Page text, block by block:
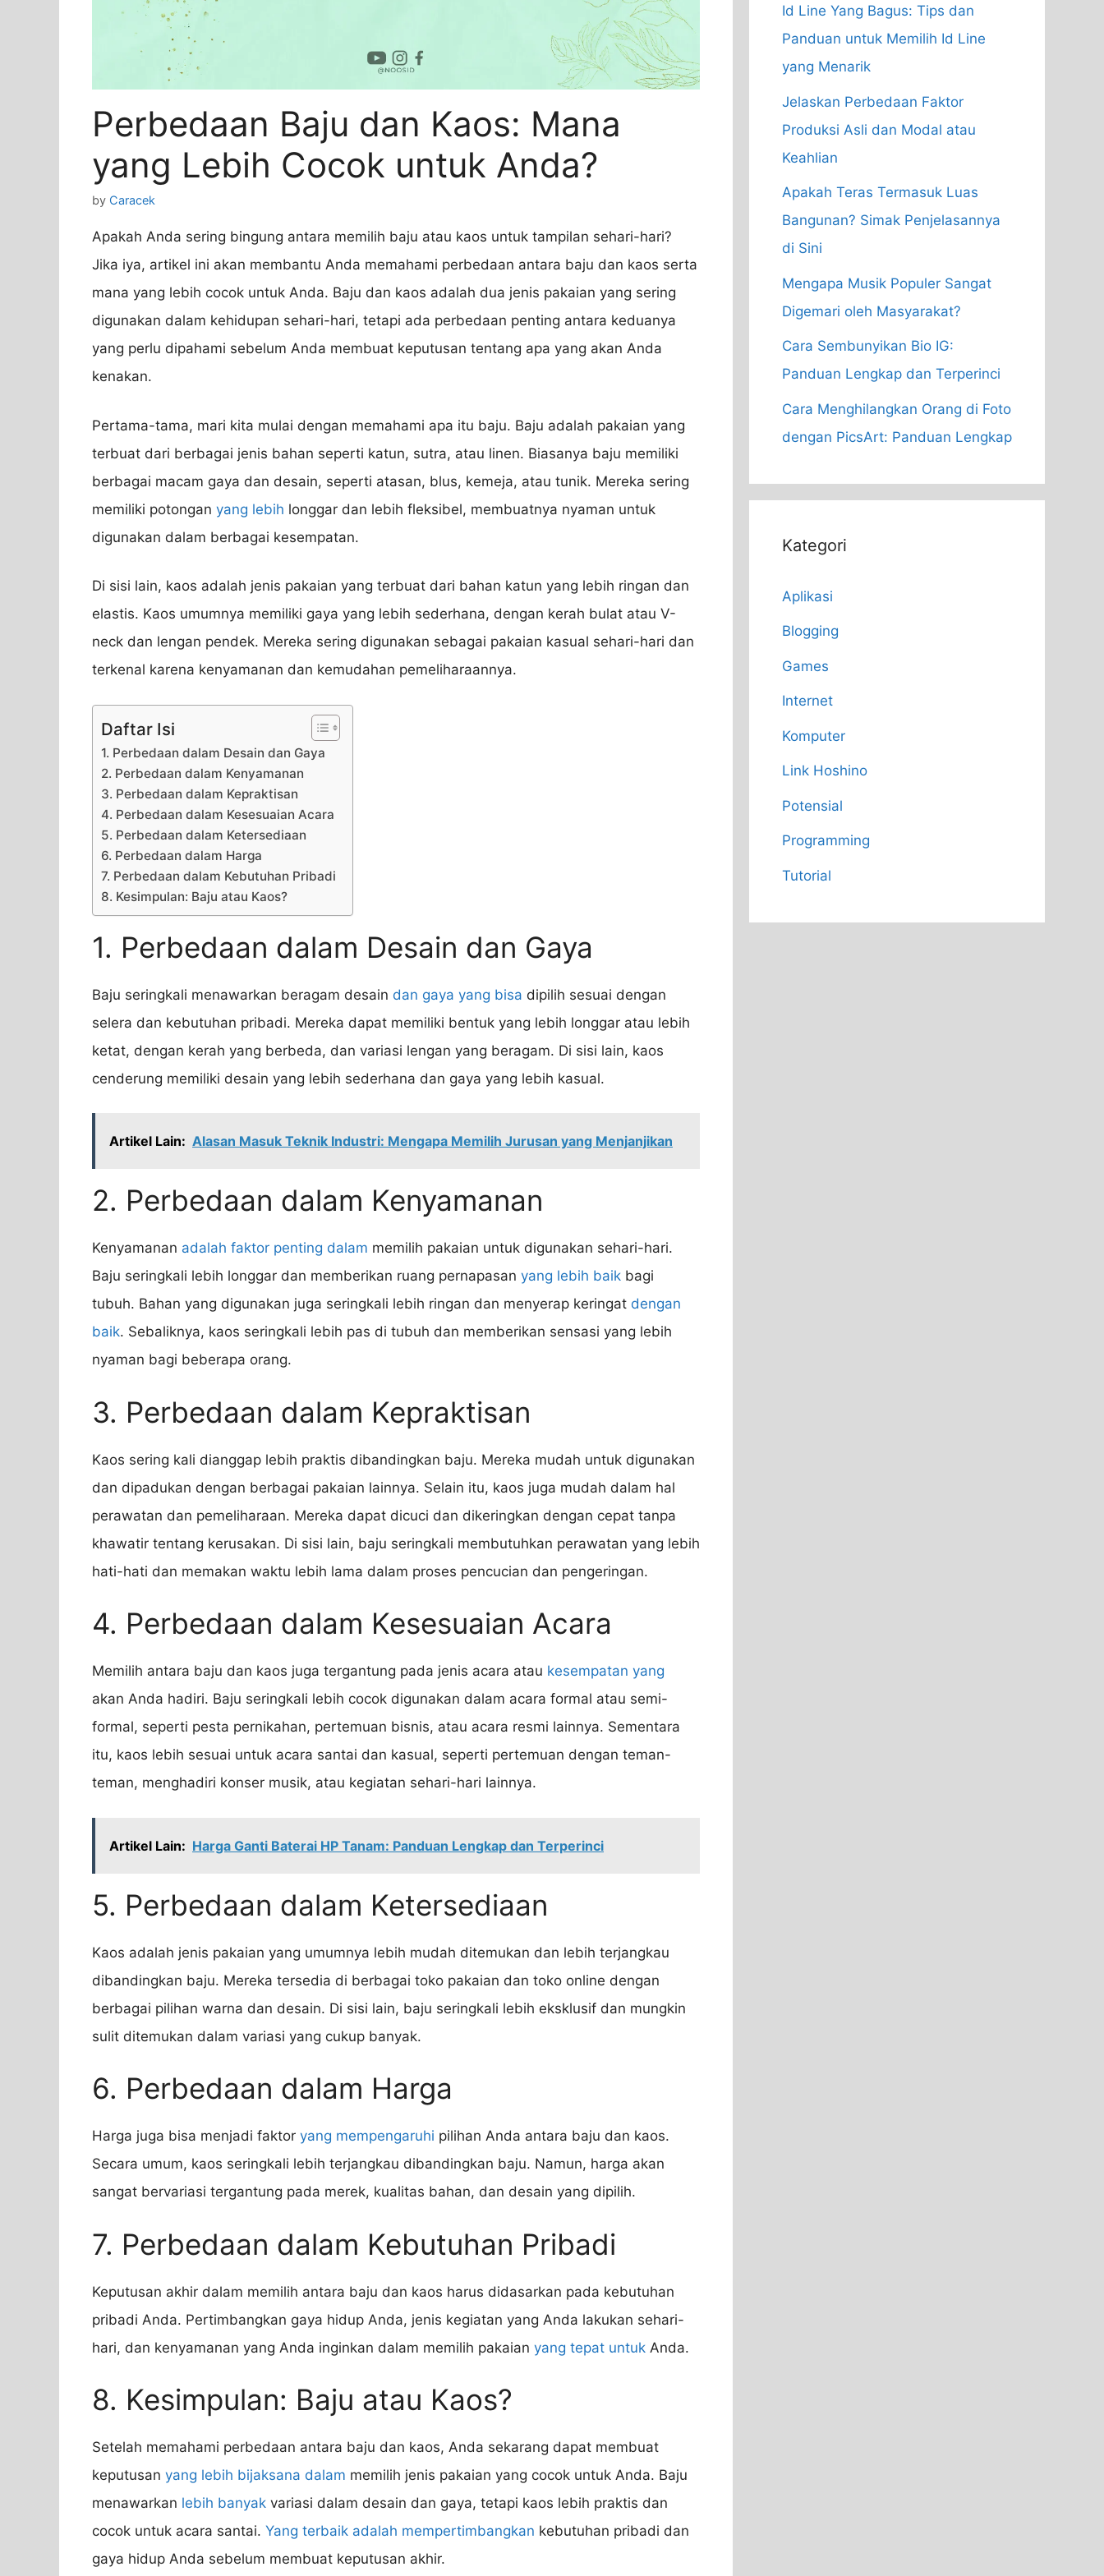
Perbedaan Baju dan Kaos: Mana
yang Lebih Cocok untuk Anda?
by Caracek
Apakah Anda sering bingung antara memilih baju atau kaos untuk tampilan sehari-hari?
Jika iya, artikel ini akan membantu Anda memahami perbedaan antara baju dan kaos serta
mana yang lebih cocok untuk Anda. Baju dan kaos adalah dua jenis pakaian yang sering
digunakan dalam kehidupan sehari-hari, tetapi ada perbedaan penting antara keduanya
yang perlu dipahami sebelum Anda membuat keputusan tentang apa yang akan Anda
kenakan.
Pertama-tama, mari kita mulai dengan memahami apa itu baju. Baju adalah pakaian yang
terbuat dari berbagai jenis bahan seperti katun, sutra, atau linen. Biasanya baju memiliki
berbagai macam gaya dan desain, seperti atasan, blus, kemeja, atau tunik. Mereka sering
memiliki potongan yang lebih longgar dan lebih fleksibel, membuatnya nyaman untuk
digunakan dalam berbagai kesempatan.
Di sisi lain, kaos adalah jenis pakaian yang terbuat dari bahan katun yang lebih ringan dan
elastis. Kaos umumnya memiliki gaya yang lebih sederhana, dengan kerah bulat atau V-
neck dan lengan pendek. Mereka sering digunakan sebagai pakaian kasual sehari-hari dan
terkenal karena kenyamanan dan kemudahan pemeliharaannya.
Daftar Isi
1. Perbedaan dalam Desain dan Gaya
2. Perbedaan dalam Kenyamanan
3. Perbedaan dalam Kepraktisan
4. Perbedaan dalam Kesesuaian Acara
5. Perbedaan dalam Ketersediaan
6. Perbedaan dalam Harga
7. Perbedaan dalam Kebutuhan Pribadi
8. Kesimpulan: Baju atau Kaos?
1. Perbedaan dalam Desain dan Gaya
Baju seringkali menawarkan beragam desain dan gaya yang bisa dipilih sesuai dengan
selera dan kebutuhan pribadi. Mereka dapat memiliki bentuk yang lebih longgar atau lebih
ketat, dengan kerah yang berbeda, dan variasi lengan yang beragam. Di sisi lain, kaos
cenderung memiliki desain yang lebih sederhana dan gaya yang lebih kasual.
Artikel Lain: Alasan Masuk Teknik Industri: Mengapa Memilih Jurusan yang Menjanjikan
2. Perbedaan dalam Kenyamanan
Kenyamanan adalah faktor penting dalam memilih pakaian untuk digunakan sehari-hari.
Baju seringkali lebih longgar dan memberikan ruang pernapasan yang lebih baik bagi
tubuh. Bahan yang digunakan juga seringkali lebih ringan dan menyerap keringat dengan
baik. Sebaliknya, kaos seringkali lebih pas di tubuh dan memberikan sensasi yang lebih
nyaman bagi beberapa orang.
3. Perbedaan dalam Kepraktisan
Kaos sering kali dianggap lebih praktis dibandingkan baju. Mereka mudah untuk digunakan
dan dipadukan dengan berbagai pakaian lainnya. Selain itu, kaos juga mudah dalam hal
perawatan dan pemeliharaan. Mereka dapat dicuci dan dikeringkan dengan cepat tanpa
khawatir tentang kerusakan. Di sisi lain, baju seringkali membutuhkan perawatan yang lebih
hati-hati dan memakan waktu lebih lama dalam proses pencucian dan pengeringan.
4. Perbedaan dalam Kesesuaian Acara
Memilih antara baju dan kaos juga tergantung pada jenis acara atau kesempatan yang
akan Anda hadiri. Baju seringkali lebih cocok digunakan dalam acara formal atau semi-
formal, seperti pesta pernikahan, pertemuan bisnis, atau acara resmi lainnya. Sementara
itu, kaos lebih sesuai untuk acara santai dan kasual, seperti pertemuan dengan teman-
teman, menghadiri konser musik, atau kegiatan sehari-hari lainnya.
Artikel Lain: Harga Ganti Baterai HP Tanam: Panduan Lengkap dan Terperinci
5. Perbedaan dalam Ketersediaan
Kaos adalah jenis pakaian yang umumnya lebih mudah ditemukan dan lebih terjangkau
dibandingkan baju. Mereka tersedia di berbagai toko pakaian dan toko online dengan
berbagai pilihan warna dan desain. Di sisi lain, baju seringkali lebih eksklusif dan mungkin
sulit ditemukan dalam variasi yang cukup banyak.
6. Perbedaan dalam Harga
Harga juga bisa menjadi faktor yang mempengaruhi pilihan Anda antara baju dan kaos.
Secara umum, kaos seringkali lebih terjangkau dibandingkan baju. Namun, harga akan
sangat bervariasi tergantung pada merek, kualitas bahan, dan desain yang dipilih.
7. Perbedaan dalam Kebutuhan Pribadi
Keputusan akhir dalam memilih antara baju dan kaos harus didasarkan pada kebutuhan
pribadi Anda. Pertimbangkan gaya hidup Anda, jenis kegiatan yang Anda lakukan sehari-
hari, dan kenyamanan yang Anda inginkan dalam memilih pakaian yang tepat untuk Anda.
8. Kesimpulan: Baju atau Kaos?
Setelah memahami perbedaan antara baju dan kaos, Anda sekarang dapat membuat
keputusan yang lebih bijaksana dalam memilih jenis pakaian yang cocok untuk Anda. Baju
menawarkan lebih banyak variasi dalam desain dan gaya, tetapi kaos lebih praktis dan
cocok untuk acara santai. Yang terbaik adalah mempertimbangkan kebutuhan pribadi dan
gaya hidup Anda sebelum membuat keputusan akhir.
Id Line Yang Bagus: Tips dan
Panduan untuk Memilih Id Line
yang Menarik
Jelaskan Perbedaan Faktor
Produksi Asli dan Modal atau
Keahlian
Apakah Teras Termasuk Luas
Bangunan? Simak Penjelasannya
di Sini
Mengapa Musik Populer Sangat
Digemari oleh Masyarakat?
Cara Sembunyikan Bio IG:
Panduan Lengkap dan Terperinci
Cara Menghilangkan Orang di Foto
dengan PicsArt: Panduan Lengkap
Kategori
Aplikasi
Blogging
Games
Internet
Komputer
Link Hoshino
Potensial
Programming
Tutorial